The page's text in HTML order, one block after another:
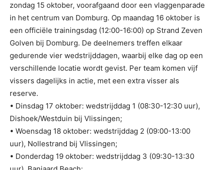
zondag 15 oktober, voorafgaand door een vlaggenparade
in het centrum van Domburg. Op maandag 16 oktober is
een officiële trainingsdag (12:00-16:00) op Strand Zeven
Golven bij Domburg. De deelnemers treffen elkaar
gedurende vier wedstrijddagen, waarbij elke dag op een
verschillende locatie wordt gevist. Per team komen vijf
vissers dagelijks in actie, met een extra visser als
reserve.
• Dinsdag 17 oktober: wedstrijddag 1 (08:30-12:30 uur),
Dishoek/Westduin bij Vlissingen;
• Woensdag 18 oktober: wedstrijddag 2 (09:00-13:00
uur), Nollestrand bij Vlissingen;
• Donderdag 19 oktober: wedstrijddag 3 (09:30-13:30